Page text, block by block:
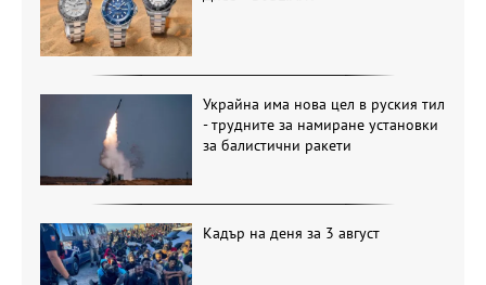
Украйна има нова цел в руския тил
- трудните за намиране установки
за балистични ракети
Кадър на деня за 3 август